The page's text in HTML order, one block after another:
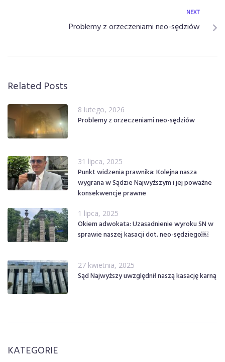
NEXT
Problemy z orzeczeniami neo-sędziów
Related Posts
8 lutego, 2026
Problemy z orzeczeniami neo-sędziów
31 lipca, 2025
Punkt widzenia prawnika: Kolejna nasza
wygrana w Sądzie Najwyższym i jej poważne
konsekwencje prawne
1 lipca, 2025
Okiem adwokata: Uzasadnienie wyroku SN w
sprawie naszej kasacji dot. neo-sędziego￼
27 kwietnia, 2025
Sąd Najwyższy uwzględnił naszą kasację karną
KATEGORIE